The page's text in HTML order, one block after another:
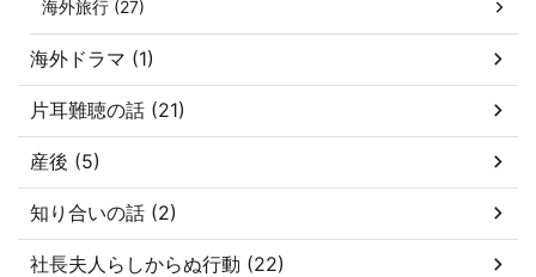
海外旅行 (27)
海外ドラマ (1)
片耳難聴の話 (21)
産後 (5)
知り合いの話 (2)
社長夫人らしからぬ行動 (22)